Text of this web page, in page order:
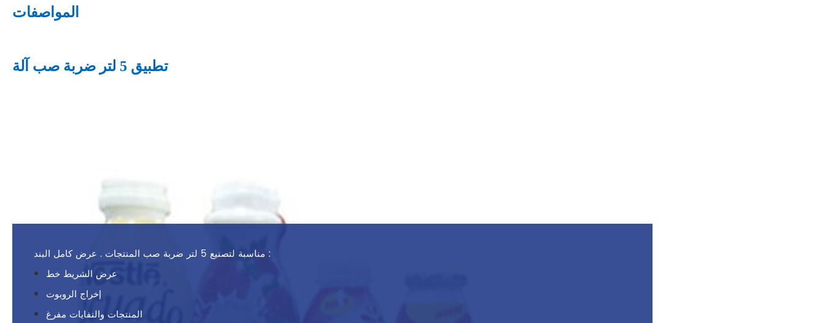
المواصفات
تطبيق 5 لتر ضربة صب آلة
مناسبة لتصنيع 5 لتر ضربة صب المنتجات . عرض كامل البند :
عرض الشريط خط
إخراج الروبوت
المنتجات والنفايات مفرغ